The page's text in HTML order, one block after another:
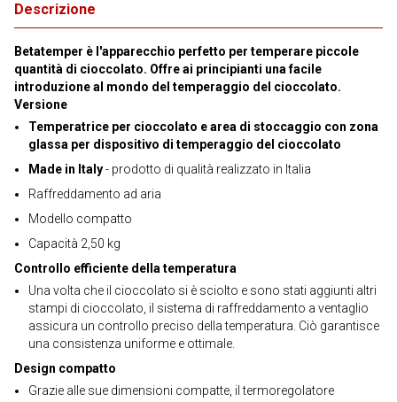
Descrizione
Betatemper è l'apparecchio perfetto per temperare piccole
quantità di cioccolato. Offre ai principianti una facile
introduzione al mondo del temperaggio del cioccolato.
Versione
Temperatrice per cioccolato e area di stoccaggio con zona
glassa per dispositivo di temperaggio del cioccolato
Made in Italy- prodotto di qualità realizzato in Italia
Raffreddamento ad aria
Modello compatto
Capacità 2,50 kg
Controllo efficiente della temperatura
Una volta che il cioccolato si è sciolto e sono stati aggiunti altri
stampi di cioccolato, il sistema di raffreddamento a ventaglio
assicura un controllo preciso della temperatura. Ciò garantisce
una consistenza uniforme e ottimale.
Design compatto
Grazie alle sue dimensioni compatte, il termoregolatore